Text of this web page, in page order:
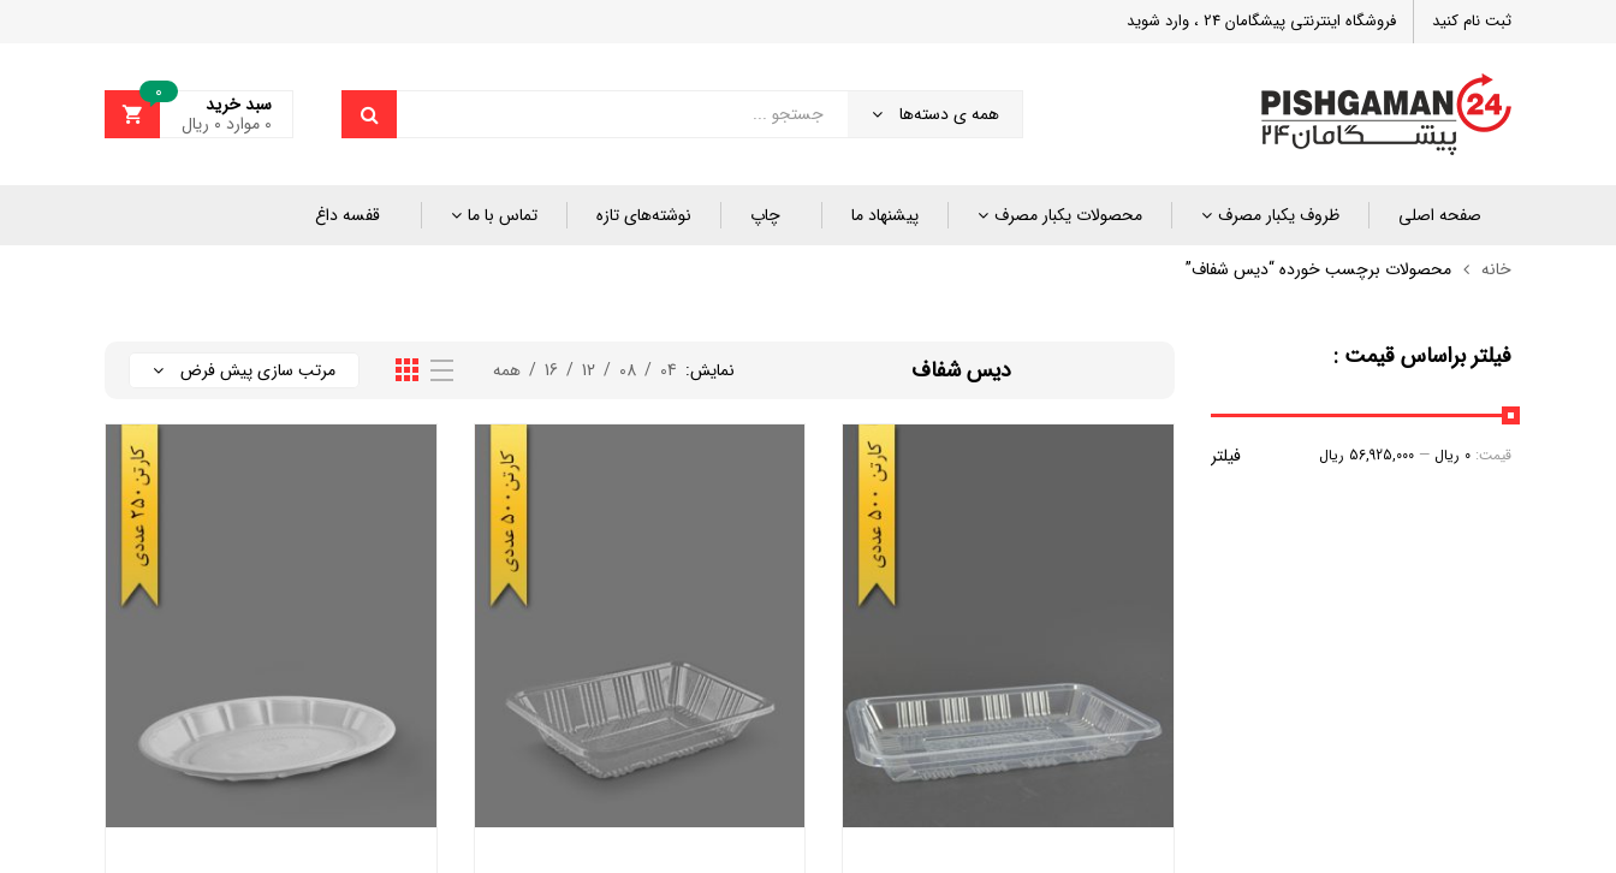
ثبت نام کنید فروشگاه اینترنتی پیشگامان 24 ، وارد شوید
همه ی دسته‌ها
0 سبد خرید
0 موارد ۰ ریال
صفحه اصلی ظروف یکبار مصرف محصولات یکبار مصرف پیشنهاد ما چاپ نوشته‌های تازه تماس با ما قفسه داغ
خانه محصولات برچسب خورده “دیس شفاف”
دیس شفاف نمایش: 04
/
08
/
12
/
16
/ همه مرتب سازی پیش فرض فیلتر براساس قیمت :
فیلتر قیمت: 0 ریال — 56,925,000 ریال